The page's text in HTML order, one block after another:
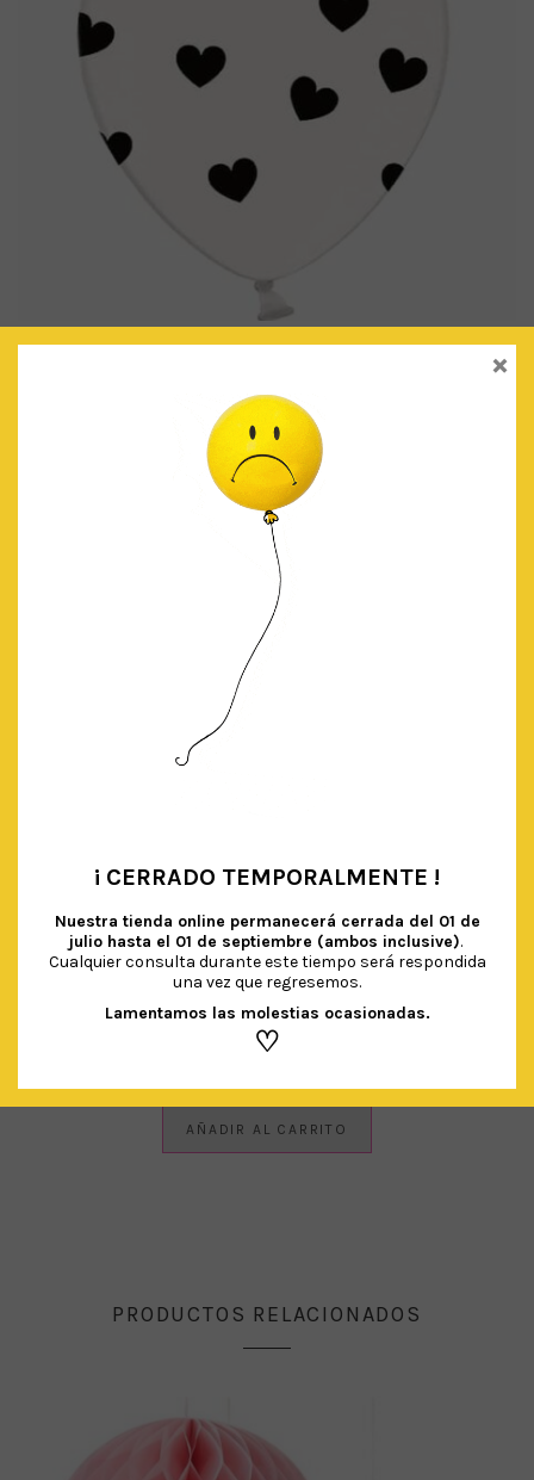
AÑADIR AL CARRITO
BOLSAS PLÁSTICO TELA ARAÑA
AÑADIR AL CARRITO
PRODUCTOS RELACIONADOS
¡ CERRADO TEMPORALMENTE !
Nuestra tienda online permanecerá cerrada del 01 de
julio hasta el 01 de septiembre (ambos inclusive).
Cualquier consulta durante este tiempo será respondida
una vez que regresemos.
Lamentamos las molestias ocasionadas.
♡
×